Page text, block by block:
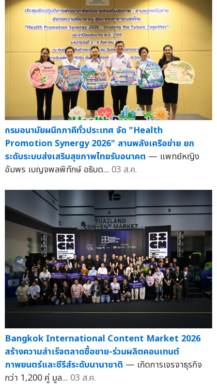
กรมอนามัยผนึกภาคีทั่วประเทศ จัด "Health
Promotion Synergy 2026" สานพลังเครือข่าย ยก
ระดับระบบส่งเสริมสุขภาพไทยรับอนาคต — แพทย์หญิง
อัมพร เบญจพลพิทักษ์ อธิบด... 03 ส.ค.
Bangkok International Content Market 2026
สร้างความสำเร็จตลาดซื้อขาย-ร่วมผลิตคอนเทนต์
ภาพยนตร์และซีรีส์ระดับนานาชาติ — เกิดการเจรจาธุรกิจ
กว่า 1,200 คู่ มูล... 03 ส.ค.